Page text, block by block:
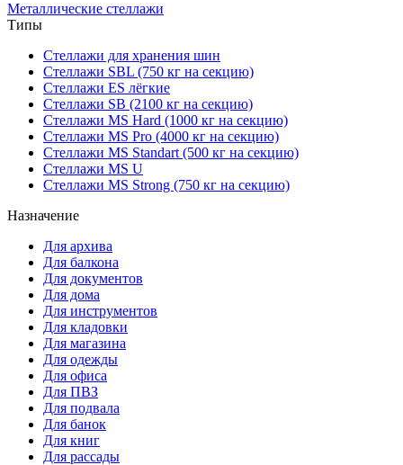
Металлические стеллажи
Типы
Стеллажи для хранения шин
Стеллажи SBL (750 кг на секцию)
Стеллажи ES лёгкие
Стеллажи SB (2100 кг на секцию)
Стеллажи MS Hard (1000 кг на секцию)
Стеллажи MS Pro (4000 кг на секцию)
Стеллажи MS Standart (500 кг на секцию)
Стеллажи MS U
Стеллажи MS Strong (750 кг на секцию)
Назначение
Для архива
Для балкона
Для документов
Для дома
Для инструментов
Для кладовки
Для магазина
Для одежды
Для офиса
Для ПВЗ
Для подвала
Для банок
Для книг
Для рассады